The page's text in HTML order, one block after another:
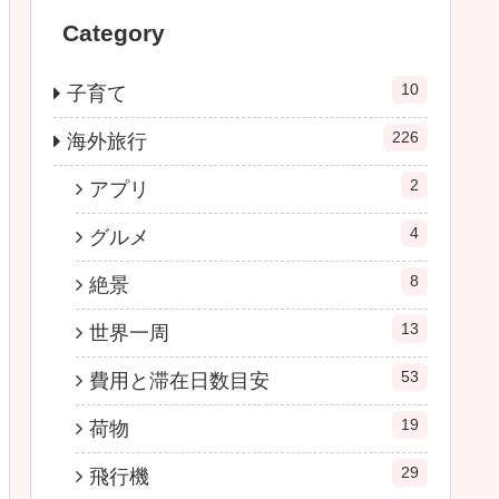
Category
子育て 10
海外旅行 226
アプリ 2
グルメ 4
絶景 8
世界一周 13
費用と滞在日数目安 53
荷物 19
飛行機 29